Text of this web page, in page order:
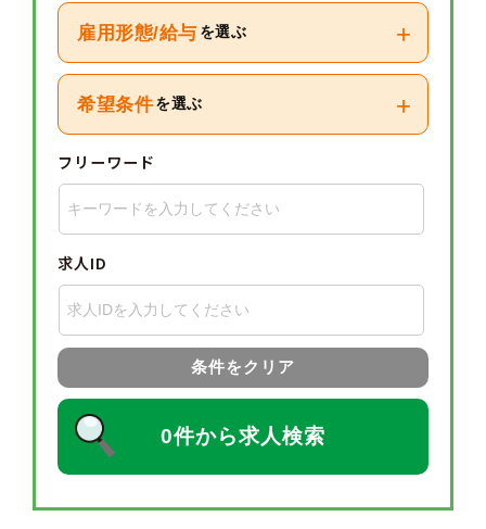
雇用形態/給与 を選ぶ +
希望条件 を選ぶ +
フリーワード
求人ID
条件をクリア
0件から求人検索